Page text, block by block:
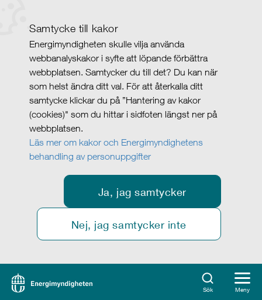
Samtycke till kakor
Energimyndigheten skulle vilja använda
webbanalyskakor i syfte att löpande förbättra
webbplatsen. Samtycker du till det? Du kan när
som helst ändra ditt val. För att återkalla ditt
samtycke klickar du på ”Hantering av kakor
(cookies)" som du hittar i sidfoten längst ner på
webbplatsen.
Läs mer om kakor och Energimyndighetens
behandling av personuppgifter
Ja, jag samtycker
Nej, jag samtycker inte
Sök Meny